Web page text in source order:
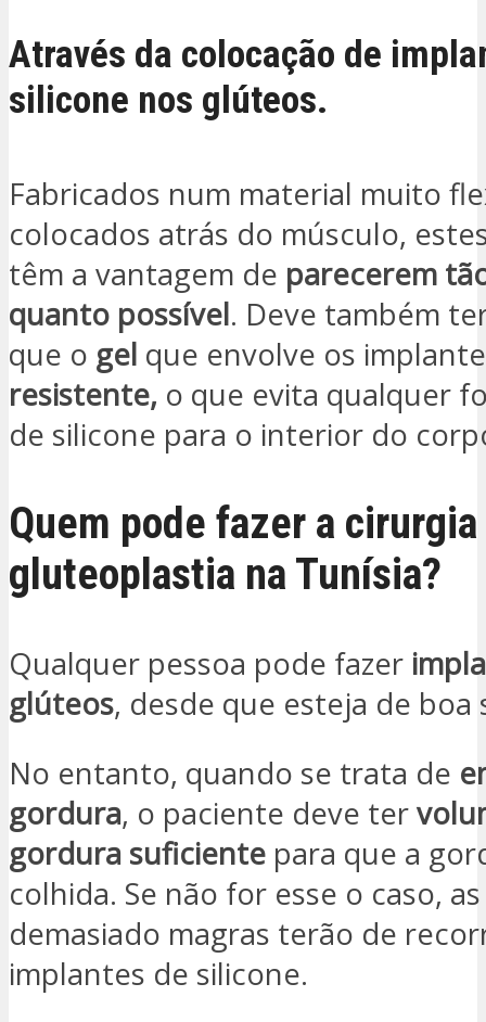
Através da colocação de
silicone nos glúteos.
Fabricados num material muito
colocados atrás do músculo,
têm a vantagem de parecerem
quanto possível. Deve também
que o gel que envolve os
resistente, o que evita qualquer
de silicone para o interior do
Quem pode fazer a
gluteoplastia na Tunísia?
Qualquer pessoa pode fazer
glúteos, desde que esteja de boa
No entanto, quando se trata de
gordura, o paciente deve ter
gordura suficiente para que a
colhida. Se não for esse o caso,
demasiado magras terão de
implantes de silicone.